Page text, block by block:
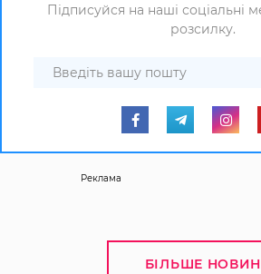
Підписуйся на наші соціальні
розсилку.
Реклама
БІЛЬШЕ НОВИН